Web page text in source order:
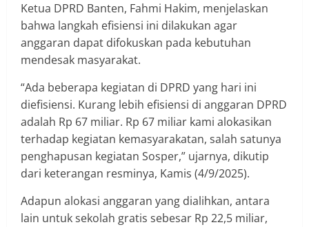
Ketua DPRD Banten, Fahmi Hakim, menjelaskan
bahwa langkah efisiensi ini dilakukan agar
anggaran dapat difokuskan pada kebutuhan
mendesak masyarakat.
“Ada beberapa kegiatan di DPRD yang hari ini
diefisiensi. Kurang lebih efisiensi di anggaran DPRD
adalah Rp 67 miliar. Rp 67 miliar kami alokasikan
terhadap kegiatan kemasyarakatan, salah satunya
penghapusan kegiatan Sosper,” ujarnya, dikutip
dari keterangan resminya, Kamis (4/9/2025).
Adapun alokasi anggaran yang dialihkan, antara
lain untuk sekolah gratis sebesar Rp 22,5 miliar,